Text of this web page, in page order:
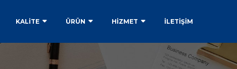
KALİTE ÜRÜN HİZMET İLETIŞIM